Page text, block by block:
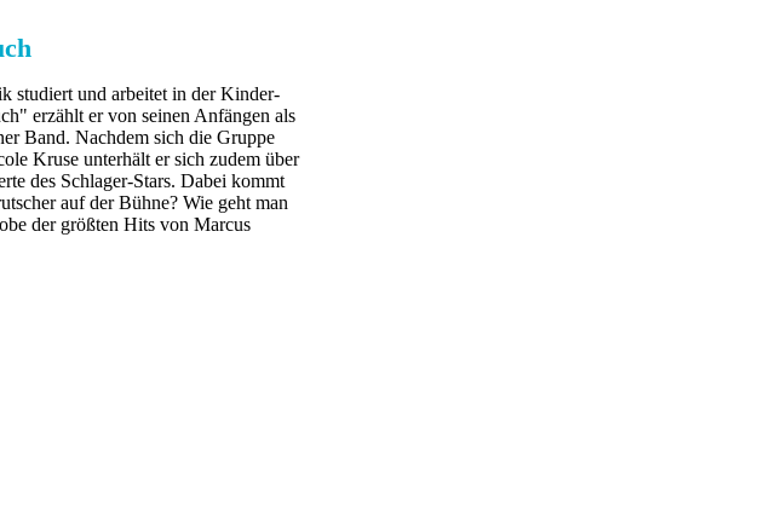
studiert und arbeitet in der Kinder-
erzählt er von seinen Anfängen als
Band. Nachdem sich die Gruppe
Kruse unterhält er sich zudem über
des Schlager-Stars. Dabei kommt
auf der Bühne? Wie geht man
der größten Hits von Marcus